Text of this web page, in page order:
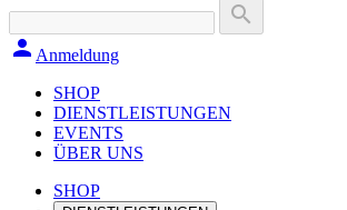
search
person Anmeldung
SHOP
DIENSTLEISTUNGEN
EVENTS
ÜBER UNS
SHOP